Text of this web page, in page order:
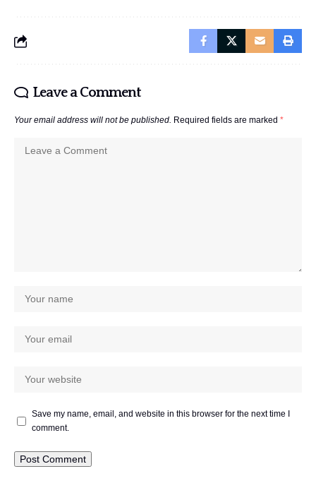
Leave a Comment
Your email address will not be published. Required fields are marked *
Save my name, email, and website in this browser for the next time I
comment.